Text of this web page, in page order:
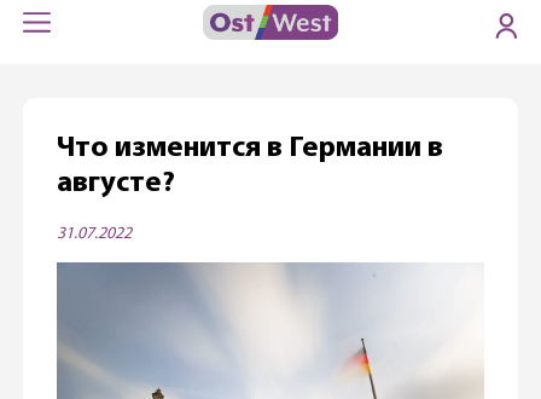
Что изменится в Германии в
августе?
31.07.2022